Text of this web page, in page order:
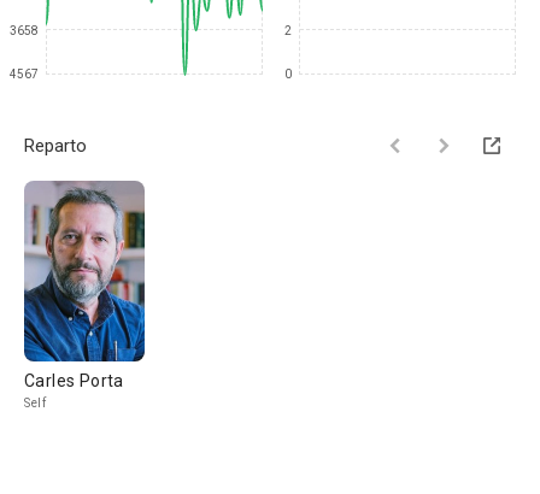
3658
4567
2
0
Reparto
Carles Porta
Self